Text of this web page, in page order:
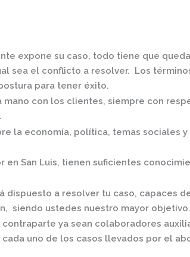
expone su caso, todo tiene que
sea el conflicto a resolver. Los
para tener éxito.
con los clientes, siempre con
la economía, política, temas sociales y
en San Luis, tienen suficientes
dispuesto a resolver tu caso, capaces
siendo ustedes nuestro mayor objetivo.
ya sean colaboradores
uno de los casos llevados por el